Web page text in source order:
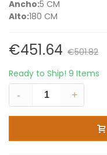
Ancho:5 CM
Alto:180 CM
€451.64 €501.82
Ready to Ship! 9 Items
-
+